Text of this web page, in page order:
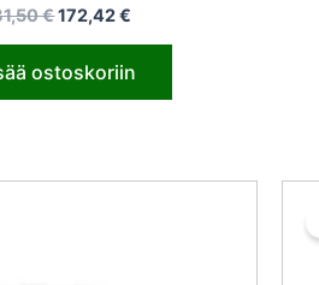
€172,42€
ostoskoriin